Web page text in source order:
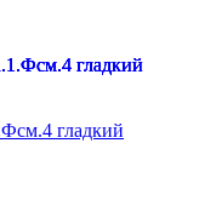
гладкий